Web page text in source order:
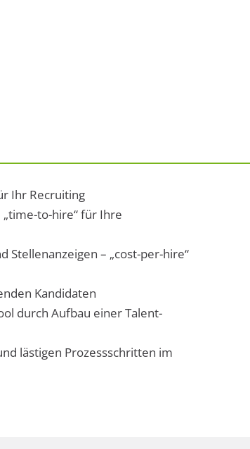
Ihr Recruiting
to-hire“ für Ihre
Stellenanzeigen – „cost-per-hire“
Kandidaten
durch Aufbau einer Talent-
lästigen Prozessschritten im